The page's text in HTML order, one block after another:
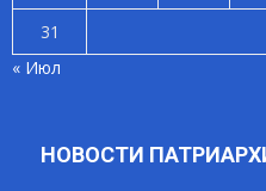
31
« Июл
НОВОСТИ